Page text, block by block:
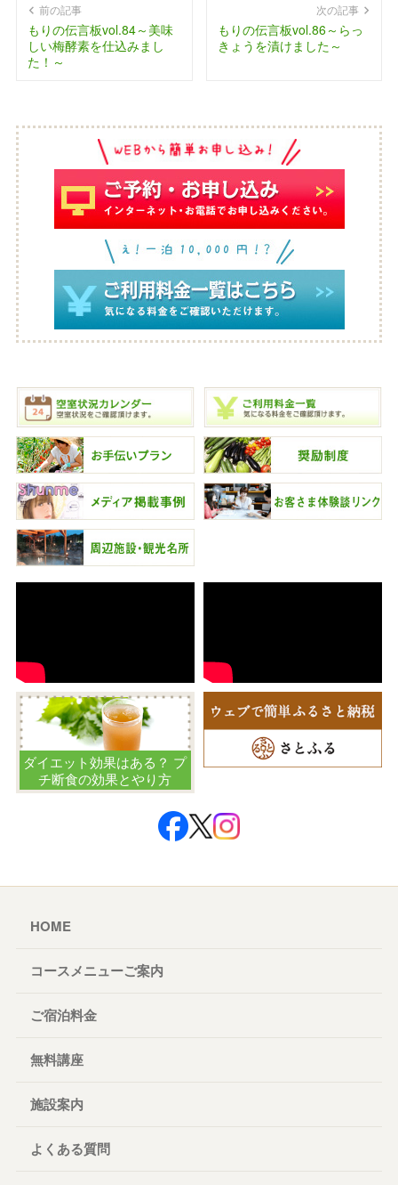
前の記事
もりの伝言板vol.84～美味
しい梅酵素を仕込みまし
た！～
次の記事
もりの伝言板vol.86～らっ
きょうを漬けました～
ダイエット効果はある？ プ
チ断食の効果とやり方
HOME
コースメニューご案内
ご宿泊料金
無料講座
施設案内
よくある質問